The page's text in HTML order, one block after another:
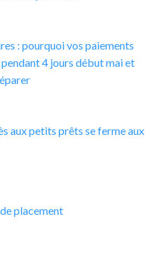
: pourquoi vos paiements
4 jours début mai et
aux petits prêts se ferme aux
placement